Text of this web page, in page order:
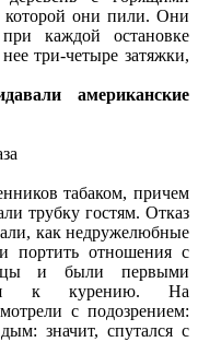
которой они пили. Они
каждой остановке
три-четыре затяжки,
американские
табаком, причем
трубку гостям. Отказ
как недружелюбные
портить отношения с
и были первыми
к курению. На
с подозрением:
значит, спутался с